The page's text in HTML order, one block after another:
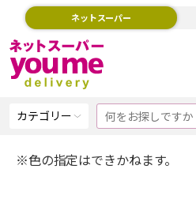
ネットスーパー
カテゴリー
※色の指定はできかねます。